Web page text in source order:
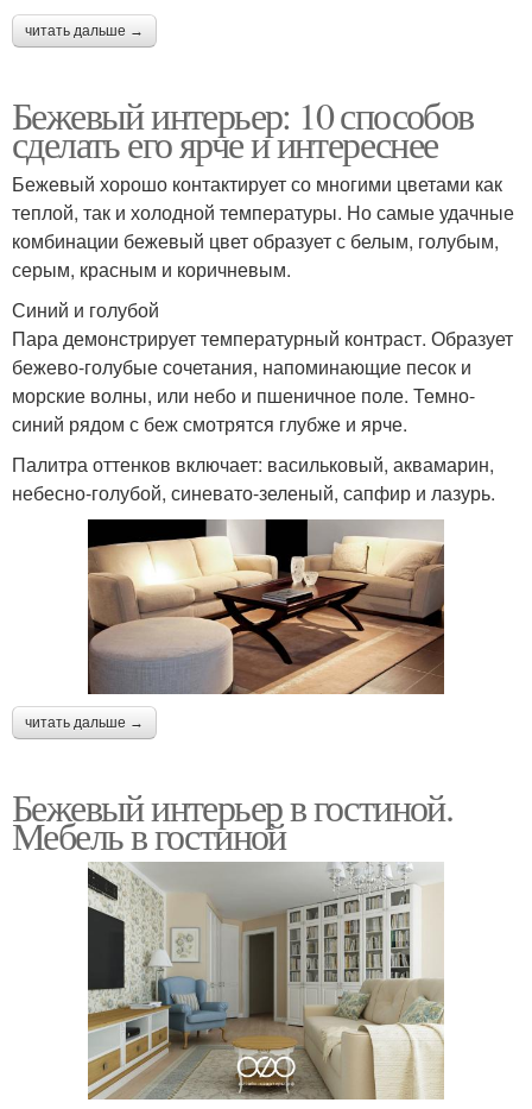
читать дальше →
Бежевый интерьер: 10 способов
сделать его ярче и интереснее
Бежевый хорошо контактирует со многими цветами как
теплой, так и холодной температуры. Но самые удачные
комбинации бежевый цвет образует с белым, голубым,
серым, красным и коричневым.
Синий и голубой
Пара демонстрирует температурный контраст. Образует
бежево-голубые сочетания, напоминающие песок и
морские волны, или небо и пшеничное поле. Темно-
синий рядом с беж смотрятся глубже и ярче.
Палитра оттенков включает: васильковый, аквамарин,
небесно-голубой, синевато-зеленый, сапфир и лазурь.
читать дальше →
Бежевый интерьер в гостиной.
Мебель в гостиной